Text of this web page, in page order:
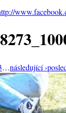
…následující ›